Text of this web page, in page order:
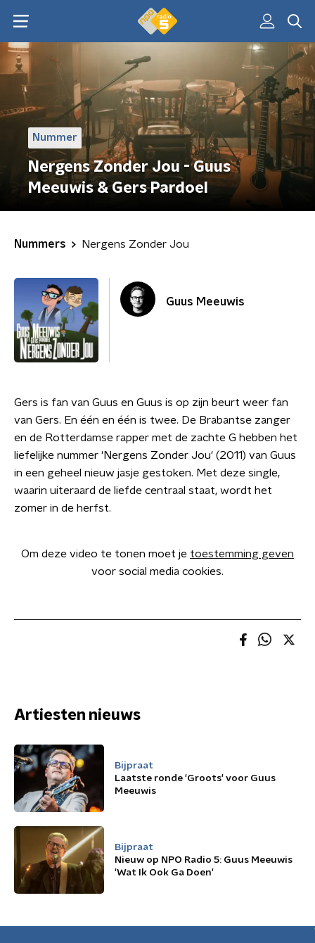
Nummer
Nergens Zonder Jou - Guus
Meeuwis & Gers Pardoel
Nummers Nergens Zonder Jou
Guus Meeuwis
Gers is fan van Guus en Guus is op zijn beurt weer fan
van Gers. En één en één is twee. De Brabantse zanger
en de Rotterdamse rapper met de zachte G hebben het
liefelijke nummer 'Nergens Zonder Jou' (2011) van Guus
in een geheel nieuw jasje gestoken. Met deze single,
waarin uiteraard de liefde centraal staat, wordt het
zomer in de herfst.
Om deze video te tonen moet je toestemming geven
voor social media cookies.
Artiesten nieuws
Bijpraat
Laatste ronde 'Groots' voor Guus
Meeuwis
Bijpraat
Nieuw op NPO Radio 5: Guus Meeuwis
'Wat Ik Ook Ga Doen'